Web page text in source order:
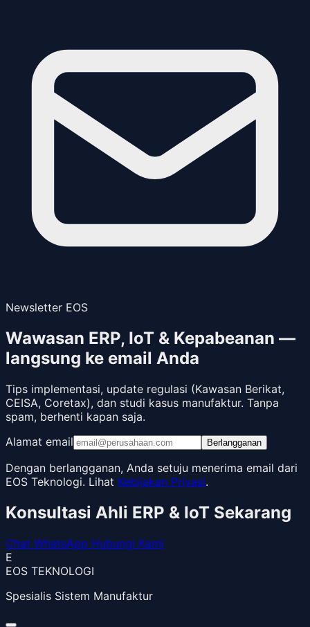
Newsletter EOS
Wawasan ERP, IoT & Kepabeanan —
langsung ke email Anda
Tips implementasi, update regulasi (Kawasan Berikat,
CEISA, Coretax), dan studi kasus manufaktur. Tanpa
spam, berhenti kapan saja.
Alamat email
Berlangganan
Dengan berlangganan, Anda setuju menerima email dari
EOS Teknologi. Lihat Kebijakan Privasi.
Konsultasi Ahli ERP & IoT Sekarang
Chat WhatsApp Hubungi Kami
E
EOS TEKNOLOGI
Spesialis Sistem Manufaktur